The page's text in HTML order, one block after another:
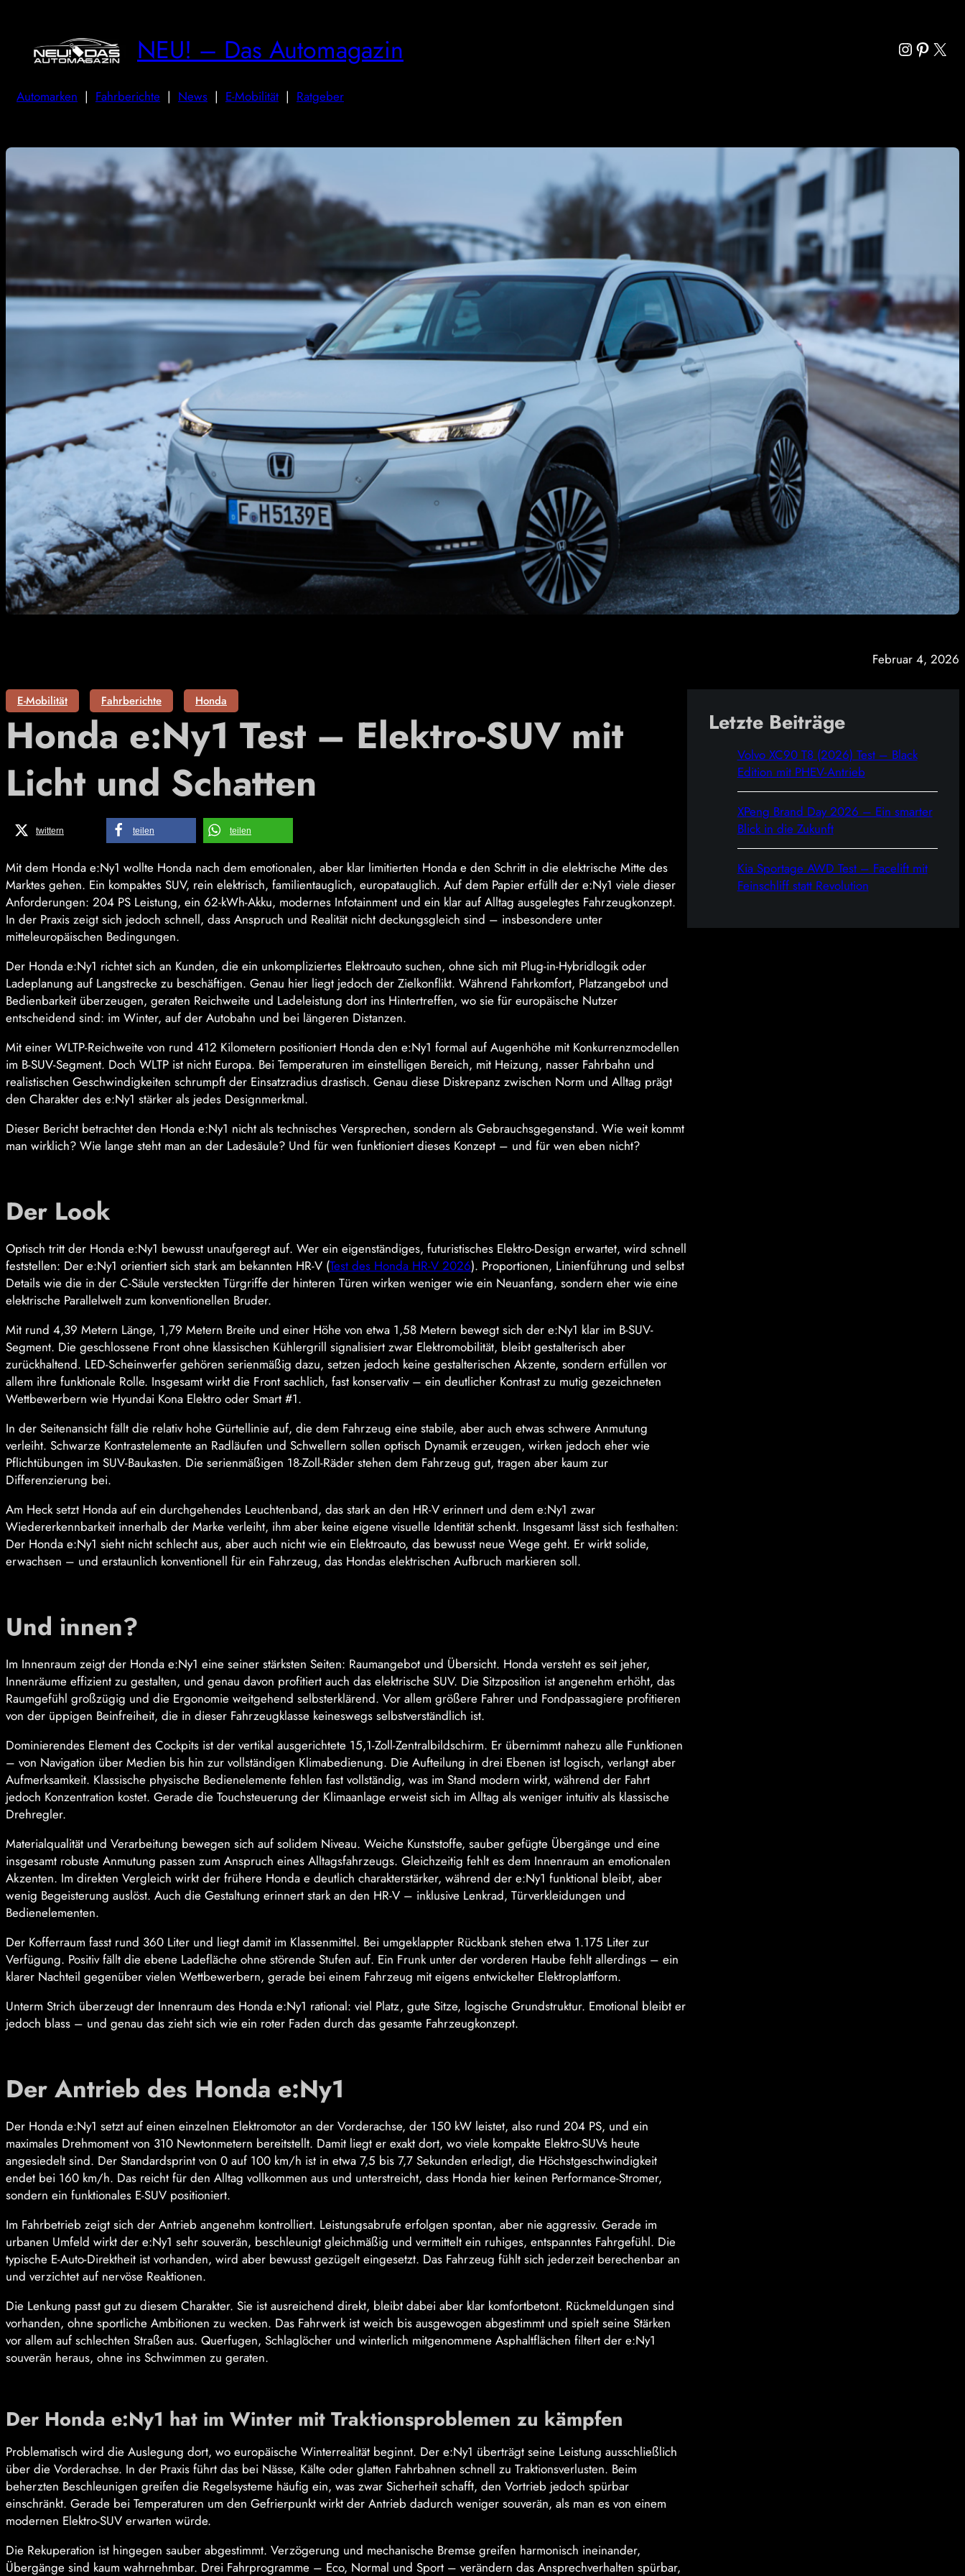
NEU! – Das Automagazin X
Automarken | Fahrberichte | News | E-Mobilität | Ratgeber
Februar 4, 2026
E-Mobilität Fahrberichte Honda
Honda e:Ny1 Test – Elektro-SUV mit
Licht und Schatten
twittern teilen teilen
Mit dem Honda e:Ny1 wollte Honda nach dem emotionalen, aber klar limitierten Honda e den Schritt in die elektrische Mitte des
Marktes gehen. Ein kompaktes SUV, rein elektrisch, familientauglich, europatauglich. Auf dem Papier erfüllt der e:Ny1 viele dieser
Anforderungen: 204 PS Leistung, ein 62-kWh-Akku, modernes Infotainment und ein klar auf Alltag ausgelegtes Fahrzeugkonzept.
In der Praxis zeigt sich jedoch schnell, dass Anspruch und Realität nicht deckungsgleich sind – insbesondere unter
mitteleuropäischen Bedingungen.
Der Honda e:Ny1 richtet sich an Kunden, die ein unkompliziertes Elektroauto suchen, ohne sich mit Plug-in-Hybridlogik oder
Ladeplanung auf Langstrecke zu beschäftigen. Genau hier liegt jedoch der Zielkonflikt. Während Fahrkomfort, Platzangebot und
Bedienbarkeit überzeugen, geraten Reichweite und Ladeleistung dort ins Hintertreffen, wo sie für europäische Nutzer
entscheidend sind: im Winter, auf der Autobahn und bei längeren Distanzen.
Mit einer WLTP-Reichweite von rund 412 Kilometern positioniert Honda den e:Ny1 formal auf Augenhöhe mit Konkurrenzmodellen
im B-SUV-Segment. Doch WLTP ist nicht Europa. Bei Temperaturen im einstelligen Bereich, mit Heizung, nasser Fahrbahn und
realistischen Geschwindigkeiten schrumpft der Einsatzradius drastisch. Genau diese Diskrepanz zwischen Norm und Alltag prägt
den Charakter des e:Ny1 stärker als jedes Designmerkmal.
Dieser Bericht betrachtet den Honda e:Ny1 nicht als technisches Versprechen, sondern als Gebrauchsgegenstand. Wie weit kommt
man wirklich? Wie lange steht man an der Ladesäule? Und für wen funktioniert dieses Konzept – und für wen eben nicht?
Der Look
Optisch tritt der Honda e:Ny1 bewusst unaufgeregt auf. Wer ein eigenständiges, futuristisches Elektro-Design erwartet, wird schnell
feststellen: Der e:Ny1 orientiert sich stark am bekannten HR-V (Test des Honda HR-V 2026). Proportionen, Linienführung und selbst
Details wie die in der C-Säule versteckten Türgriffe der hinteren Türen wirken weniger wie ein Neuanfang, sondern eher wie eine
elektrische Parallelwelt zum konventionellen Bruder.
Mit rund 4,39 Metern Länge, 1,79 Metern Breite und einer Höhe von etwa 1,58 Metern bewegt sich der e:Ny1 klar im B-SUV-
Segment. Die geschlossene Front ohne klassischen Kühlergrill signalisiert zwar Elektromobilität, bleibt gestalterisch aber
zurückhaltend. LED-Scheinwerfer gehören serienmäßig dazu, setzen jedoch keine gestalterischen Akzente, sondern erfüllen vor
allem ihre funktionale Rolle. Insgesamt wirkt die Front sachlich, fast konservativ – ein deutlicher Kontrast zu mutig gezeichneten
Wettbewerbern wie Hyundai Kona Elektro oder Smart #1.
In der Seitenansicht fällt die relativ hohe Gürtellinie auf, die dem Fahrzeug eine stabile, aber auch etwas schwere Anmutung
verleiht. Schwarze Kontrastelemente an Radläufen und Schwellern sollen optisch Dynamik erzeugen, wirken jedoch eher wie
Pflichtübungen im SUV-Baukasten. Die serienmäßigen 18-Zoll-Räder stehen dem Fahrzeug gut, tragen aber kaum zur
Differenzierung bei.
Am Heck setzt Honda auf ein durchgehendes Leuchtenband, das stark an den HR-V erinnert und dem e:Ny1 zwar
Wiedererkennbarkeit innerhalb der Marke verleiht, ihm aber keine eigene visuelle Identität schenkt. Insgesamt lässt sich festhalten:
Der Honda e:Ny1 sieht nicht schlecht aus, aber auch nicht wie ein Elektroauto, das bewusst neue Wege geht. Er wirkt solide,
erwachsen – und erstaunlich konventionell für ein Fahrzeug, das Hondas elektrischen Aufbruch markieren soll.
Und innen?
Im Innenraum zeigt der Honda e:Ny1 eine seiner stärksten Seiten: Raumangebot und Übersicht. Honda versteht es seit jeher,
Innenräume effizient zu gestalten, und genau davon profitiert auch das elektrische SUV. Die Sitzposition ist angenehm erhöht, das
Raumgefühl großzügig und die Ergonomie weitgehend selbsterklärend. Vor allem größere Fahrer und Fondpassagiere profitieren
von der üppigen Beinfreiheit, die in dieser Fahrzeugklasse keineswegs selbstverständlich ist.
Dominierendes Element des Cockpits ist der vertikal ausgerichtete 15,1-Zoll-Zentralbildschirm. Er übernimmt nahezu alle Funktionen
– von Navigation über Medien bis hin zur vollständigen Klimabedienung. Die Aufteilung in drei Ebenen ist logisch, verlangt aber
Aufmerksamkeit. Klassische physische Bedienelemente fehlen fast vollständig, was im Stand modern wirkt, während der Fahrt
jedoch Konzentration kostet. Gerade die Touchsteuerung der Klimaanlage erweist sich im Alltag als weniger intuitiv als klassische
Drehregler.
Materialqualität und Verarbeitung bewegen sich auf solidem Niveau. Weiche Kunststoffe, sauber gefügte Übergänge und eine
insgesamt robuste Anmutung passen zum Anspruch eines Alltagsfahrzeugs. Gleichzeitig fehlt es dem Innenraum an emotionalen
Akzenten. Im direkten Vergleich wirkt der frühere Honda e deutlich charakterstärker, während der e:Ny1 funktional bleibt, aber
wenig Begeisterung auslöst. Auch die Gestaltung erinnert stark an den HR-V – inklusive Lenkrad, Türverkleidungen und
Bedienelementen.
Der Kofferraum fasst rund 360 Liter und liegt damit im Klassenmittel. Bei umgeklappter Rückbank stehen etwa 1.175 Liter zur
Verfügung. Positiv fällt die ebene Ladefläche ohne störende Stufen auf. Ein Frunk unter der vorderen Haube fehlt allerdings – ein
klarer Nachteil gegenüber vielen Wettbewerbern, gerade bei einem Fahrzeug mit eigens entwickelter Elektroplattform.
Unterm Strich überzeugt der Innenraum des Honda e:Ny1 rational: viel Platz, gute Sitze, logische Grundstruktur. Emotional bleibt er
jedoch blass – und genau das zieht sich wie ein roter Faden durch das gesamte Fahrzeugkonzept.
Der Antrieb des Honda e:Ny1
Der Honda e:Ny1 setzt auf einen einzelnen Elektromotor an der Vorderachse, der 150 kW leistet, also rund 204 PS, und ein
maximales Drehmoment von 310 Newtonmetern bereitstellt. Damit liegt er exakt dort, wo viele kompakte Elektro-SUVs heute
angesiedelt sind. Der Standardsprint von 0 auf 100 km/h ist in etwa 7,5 bis 7,7 Sekunden erledigt, die Höchstgeschwindigkeit
endet bei 160 km/h. Das reicht für den Alltag vollkommen aus und unterstreicht, dass Honda hier keinen Performance-Stromer,
sondern ein funktionales E-SUV positioniert.
Im Fahrbetrieb zeigt sich der Antrieb angenehm kontrolliert. Leistungsabrufe erfolgen spontan, aber nie aggressiv. Gerade im
urbanen Umfeld wirkt der e:Ny1 sehr souverän, beschleunigt gleichmäßig und vermittelt ein ruhiges, entspanntes Fahrgefühl. Die
typische E-Auto-Direktheit ist vorhanden, wird aber bewusst gezügelt eingesetzt. Das Fahrzeug fühlt sich jederzeit berechenbar an
und verzichtet auf nervöse Reaktionen.
Die Lenkung passt gut zu diesem Charakter. Sie ist ausreichend direkt, bleibt dabei aber klar komfortbetont. Rückmeldungen sind
vorhanden, ohne sportliche Ambitionen zu wecken. Das Fahrwerk ist weich bis ausgewogen abgestimmt und spielt seine Stärken
vor allem auf schlechten Straßen aus. Querfugen, Schlaglöcher und winterlich mitgenommene Asphaltflächen filtert der e:Ny1
souverän heraus, ohne ins Schwimmen zu geraten.
Der Honda e:Ny1 hat im Winter mit Traktionsproblemen zu kämpfen
Problematisch wird die Auslegung dort, wo europäische Winterrealität beginnt. Der e:Ny1 überträgt seine Leistung ausschließlich
über die Vorderachse. In der Praxis führt das bei Nässe, Kälte oder glatten Fahrbahnen schnell zu Traktionsverlusten. Beim
beherzten Beschleunigen greifen die Regelsysteme häufig ein, was zwar Sicherheit schafft, den Vortrieb jedoch spürbar
einschränkt. Gerade bei Temperaturen um den Gefrierpunkt wirkt der Antrieb dadurch weniger souverän, als man es von einem
modernen Elektro-SUV erwarten würde.
Die Rekuperation ist hingegen sauber abgestimmt. Verzögerung und mechanische Bremse greifen harmonisch ineinander,
Übergänge sind kaum wahrnehmbar. Drei Fahrprogramme – Eco, Normal und Sport – verändern das Ansprechverhalten spürbar,
Letzte Beiträge
Volvo XC90 T8 (2026) Test – Black
Edition mit PHEV-Antrieb
XPeng Brand Day 2026 – Ein smarter
Blick in die Zukunft
Kia Sportage AWD Test – Facelift mit
Feinschliff statt Revolution